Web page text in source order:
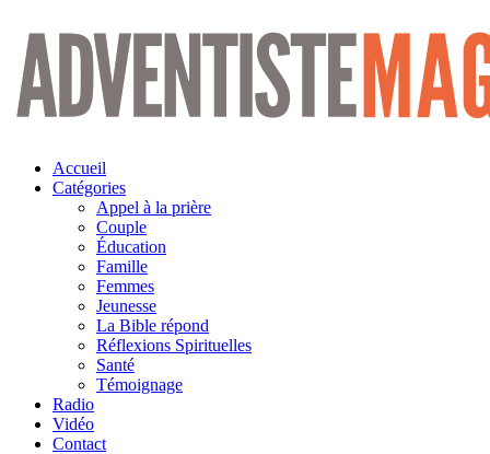
Aller
contenu
Accueil
Catégories
Appel à la prière
Couple
Éducation
Famille
Femmes
Jeunesse
La Bible répond
Réflexions Spirituelles
Santé
Témoignage
Radio
Vidéo
Contact